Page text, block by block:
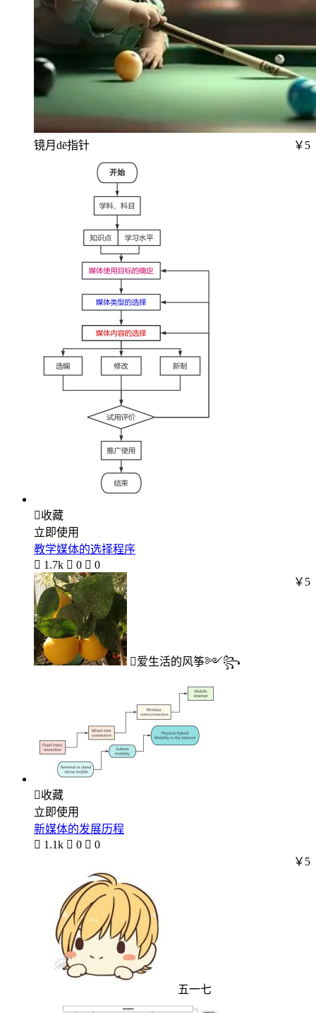
镜月dē指针 ￥5
收藏
立即使用
教学媒体的选择程序
 1.7k  0  0
爱生活的风筝༻꧂
￥5
收藏
立即使用
新媒体的发展历程
 1.1k  0  0
五一七
￥5